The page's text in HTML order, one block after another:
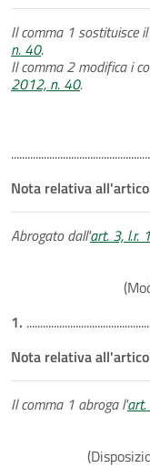
Il comma 1 sostituisce il
n. 40.
Il comma 2 modifica i
2012, n. 40.
Nota relativa
Abrogato dall'art. 3, l.r.
1.
Nota relativa
Il comma 1 abroga l'